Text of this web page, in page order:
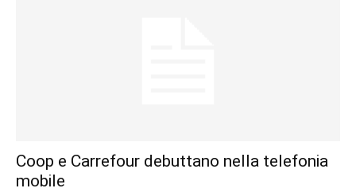
Coop e Carrefour debuttano nella telefonia
mobile